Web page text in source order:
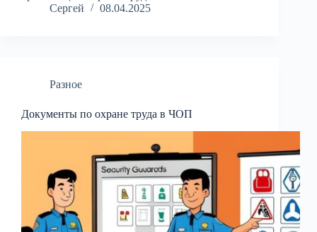
Сергей
08.04.2025
Разное
Документы по охране труда в ЧОП